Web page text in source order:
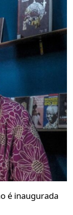
é inaugurada